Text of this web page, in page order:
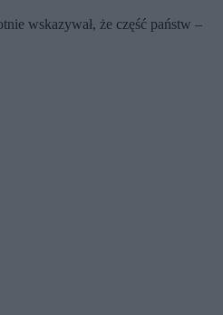
wskazywał, że część państw –